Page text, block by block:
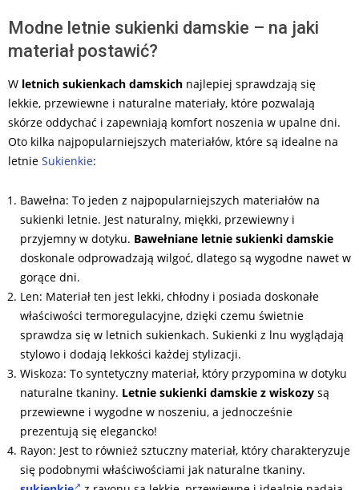
Modne letnie sukienki damskie – na jaki
materiał postawić?
W letnich sukienkach damskich najlepiej sprawdzają się
lekkie, przewiewne i naturalne materiały, które pozwalają
skórze oddychać i zapewniają komfort noszenia w upalne dni.
Oto kilka najpopularniejszych materiałów, które są idealne na
letnie Sukienkie:
Bawełna: To jeden z najpopularniejszych materiałów na
sukienki letnie. Jest naturalny, miękki, przewiewny i
przyjemny w dotyku. Bawełniane letnie sukienki damskie
doskonale odprowadzają wilgoć, dlatego są wygodne nawet w
gorące dni.
Len: Materiał ten jest lekki, chłodny i posiada doskonałe
właściwości termoregulacyjne, dzięki czemu świetnie
sprawdza się w letnich sukienkach. Sukienki z lnu wyglądają
stylowo i dodają lekkości każdej stylizacji.
Wiskoza: To syntetyczny materiał, który przypomina w dotyku
naturalne tkaniny. Letnie sukienki damskie z wiskozy są
przewiewne i wygodne w noszeniu, a jednocześnie
prezentują się elegancko!
Rayon: Jest to również sztuczny materiał, który charakteryzuje
się podobnymi właściwościami jak naturalne tkaniny.